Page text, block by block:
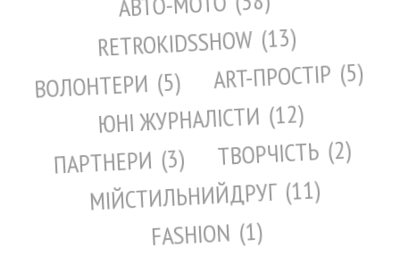
RETROKIDSSHOW 13
ВОЛОНТЕРИ 5 ART-ПРОСТІР 5
ЮНІ ЖУРНАЛІСТИ 12
ПАРТНЕРИ 3 ТВОРЧІСТЬ 2
МІЙСТИЛЬНИЙДРУГ 11
FASHION 1